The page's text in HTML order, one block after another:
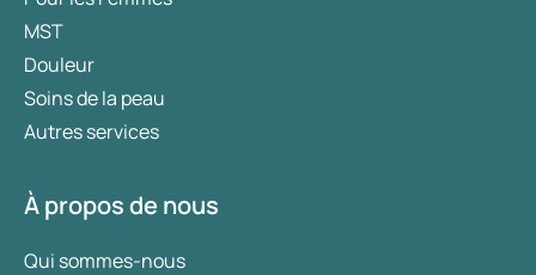
MST
Douleur
Soins de la peau
Autres services
À propos de nous
Qui sommes-nous